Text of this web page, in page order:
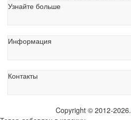
Узнайте больше
Информация
Контакты
Copyright © 2012-2026.